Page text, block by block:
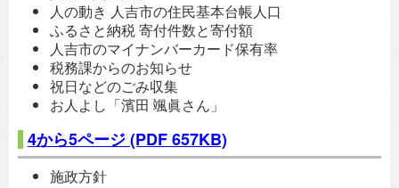
人の動き 人吉市の住民基本台帳人口
ふるさと納税 寄付件数と寄付額
人吉市のマイナンバーカード保有率
税務課からのお知らせ
祝日などのごみ収集
お人よし「濱田 颯眞さん」
4から5ページ(PDF 657KB)
施政方針